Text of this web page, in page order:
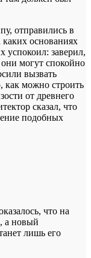
отправились в
основаниях
успокоил: заверил,
могут спокойно
вызвать
как можно строить
от древнего
сказал, что
подобных
что на
а новый
лишь его